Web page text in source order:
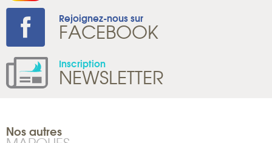
Rejoignez-nous sur
FACEBOOK
Inscription
NEWSLETTER
Nos autres